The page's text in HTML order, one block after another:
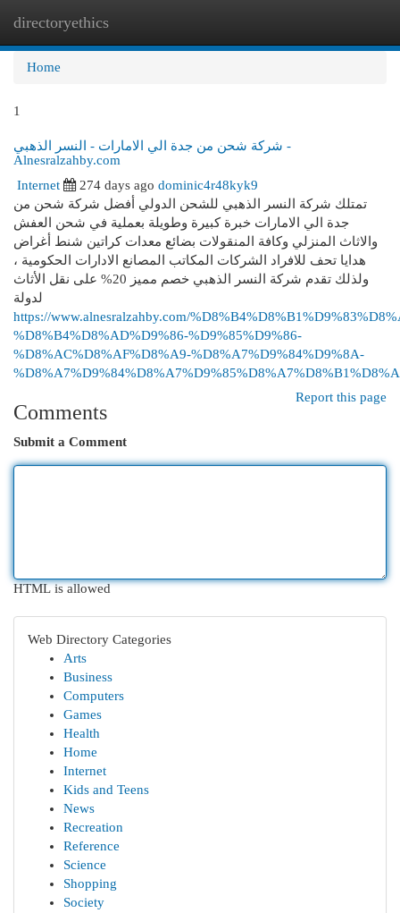
directoryethics
Home
1
شركة شحن من جدة الي الامارات - النسر الذهبي -
Alnesralzahby.com
Internet
274 days ago dominic4r48kyk9
تمتلك شركة النسر الذهبي للشحن الدولي أفضل شركة شحن من
جدة الي الامارات خبرة كبيرة وطويلة بعملية في شحن العفش
والاثاث المنزلي وكافة المنقولات بضائع معدات كراتين شنط أغراض
هدايا تحف للافراد الشركات المكاتب المصانع الادارات الحكومية ،
ولذلك تقدم شركة النسر الذهبي خصم مميز 20% على نقل الأثاث
لدولة
https://www.alnesralzahby.com/
%D8%B4%D8%AD%D9%86-%D9%85%D9%86-
%D8%AC%D8%AF%D8%A9-%D8%A7%D9%84%D9%8A-
Report this page
Comments
Submit a Comment
HTML is allowed
Web Directory Categories
Arts
Business
Computers
Games
Health
Home
Internet
Kids and Teens
News
Recreation
Reference
Science
Shopping
Society